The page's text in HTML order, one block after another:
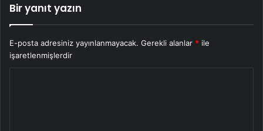
Bir yanıt yazın
E-posta adresiniz yayınlanmayacak. Gerekli alanlar * ile
işaretlenmişlerdir